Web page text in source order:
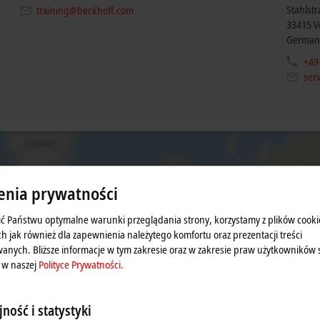
training@beckhoff.com
33415
wyświetlenie mapy i dostosowanie ustawień sfery
treści Google Maps. Zapoznaj się z naszą
prywatności
Państwu optymalne warunki przeglądania strony, korzystamy z plików
jak również dla zapewnienia należytego komfortu oraz prezentacji treści
Bliższe informacje w tym zakresie oraz w zakresie praw użytkowników
naszej Polityce Prywatności.
i statystyki